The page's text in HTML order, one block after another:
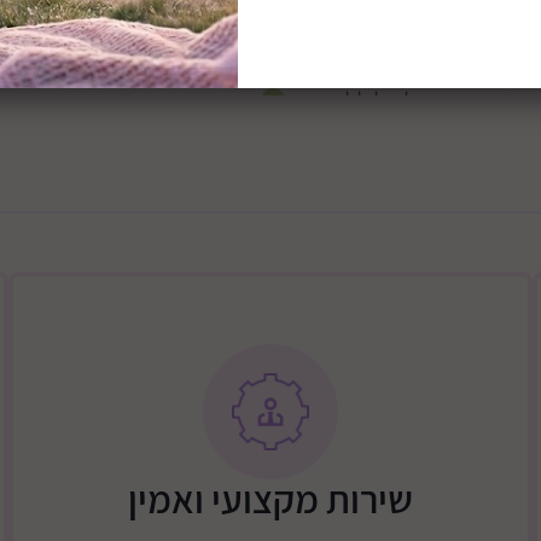
חזיתות השידה צבועות צבע
חלוקה נוחה ותפעול קל ללא
2/3 דלתות + שידה + מיטה 700 ש"ח
גבולות דרומיים - באר שבע, וסביבתה עד מרחק של 15 ק"מ דרום מזרחית
שירות מקצועי ואמין